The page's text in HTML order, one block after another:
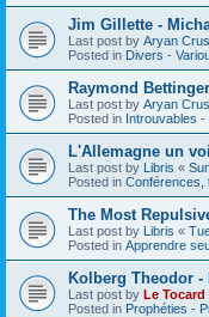
Jim Gillette -
Last post by Aryan
Posted in Divers -
Raymond
Last post by Aryan
Posted in Introuvables -
L'Allemagne un
Last post by Libris «
Posted in Conférences,
The Most
Last post by Libris «
Posted in Apprendre
Kolberg Theodor
Last post by Le Tocard
Posted in Prophéties -